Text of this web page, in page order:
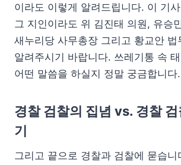
이라도 이렇게 알려드립니다. 이 기
그 지인이라도 위 김진태 의원, 유승
새누리당 사무총장 그리고 황교안 법
알려주시기 바랍니다. 쓰레기통 속
어떤 말씀을 하실지 정말 궁금합니다.
경찰 검찰의 집념 vs. 경찰
기
그리고 끝으로 경찰과 검찰에 묻습니